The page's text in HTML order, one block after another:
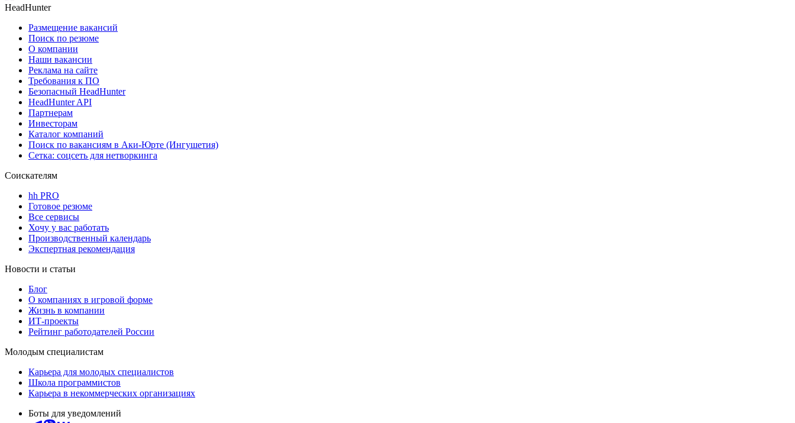
HeadHunter
Размещение вакансий
Поиск по резюме
О компании
Наши вакансии
Реклама на сайте
Требования к ПО
Безопасный HeadHunter
HeadHunter API
Партнерам
Инвесторам
Каталог компаний
Поиск по вакансиям в Аки-Юрте (Ингушетия)
Сетка: соцсеть для нетворкинга
Соискателям
hh PRO
Готовое резюме
Все сервисы
Хочу у вас работать
Производственный календарь
Экспертная рекомендация
Новости и статьи
Блог
О компаниях в игровой форме
Жизнь в компании
ИТ-проекты
Рейтинг работодателей России
Молодым специалистам
Карьера для молодых специалистов
Школа программистов
Карьера в некоммерческих организациях
Боты для уведомлений